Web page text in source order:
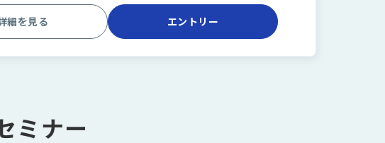
計60分）
め！
細を見る エントリー
ミナー